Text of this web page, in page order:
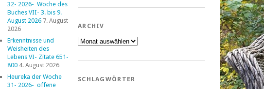
32- 2026- Woche des
Buches VII- 3. bis 9.
August 2026 7. August
2026
Erkenntnisse und
Weisheiten des
Lebens VI- Zitate 651-
800 4. August 2026
Heureka der Woche
31- 2026- offene
ARCHIV
Archiv
SCHLAGWÖRTER